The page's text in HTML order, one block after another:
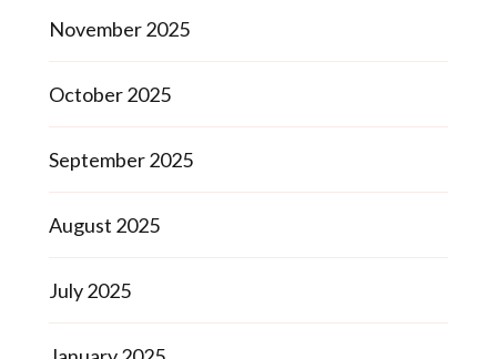
November 2025
October 2025
September 2025
August 2025
July 2025